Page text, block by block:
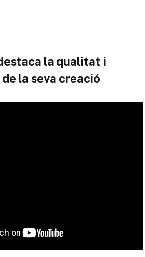
la qualitat i
la seva creació